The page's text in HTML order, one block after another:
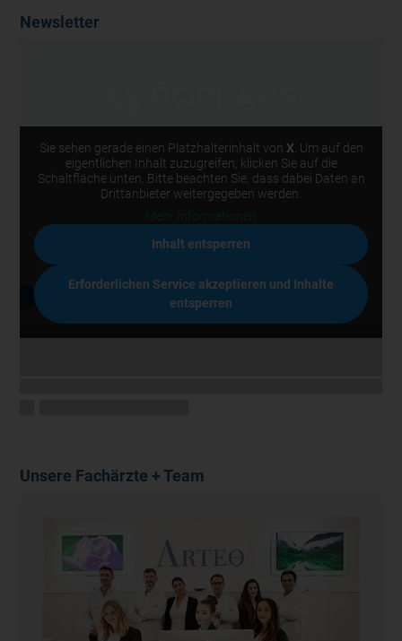
Newsletter
Sie sehen gerade einen Platzhalterinhalt von X. Um auf den
eigentlichen Inhalt zuzugreifen, klicken Sie auf die
Schaltfläche unten. Bitte beachten Sie, dass dabei Daten an
Drittanbieter weitergegeben werden.
Inhalt entsperren
Erforderlichen Service akzeptieren und Inhalte
entsperren
Unsere Fachärzte + Team